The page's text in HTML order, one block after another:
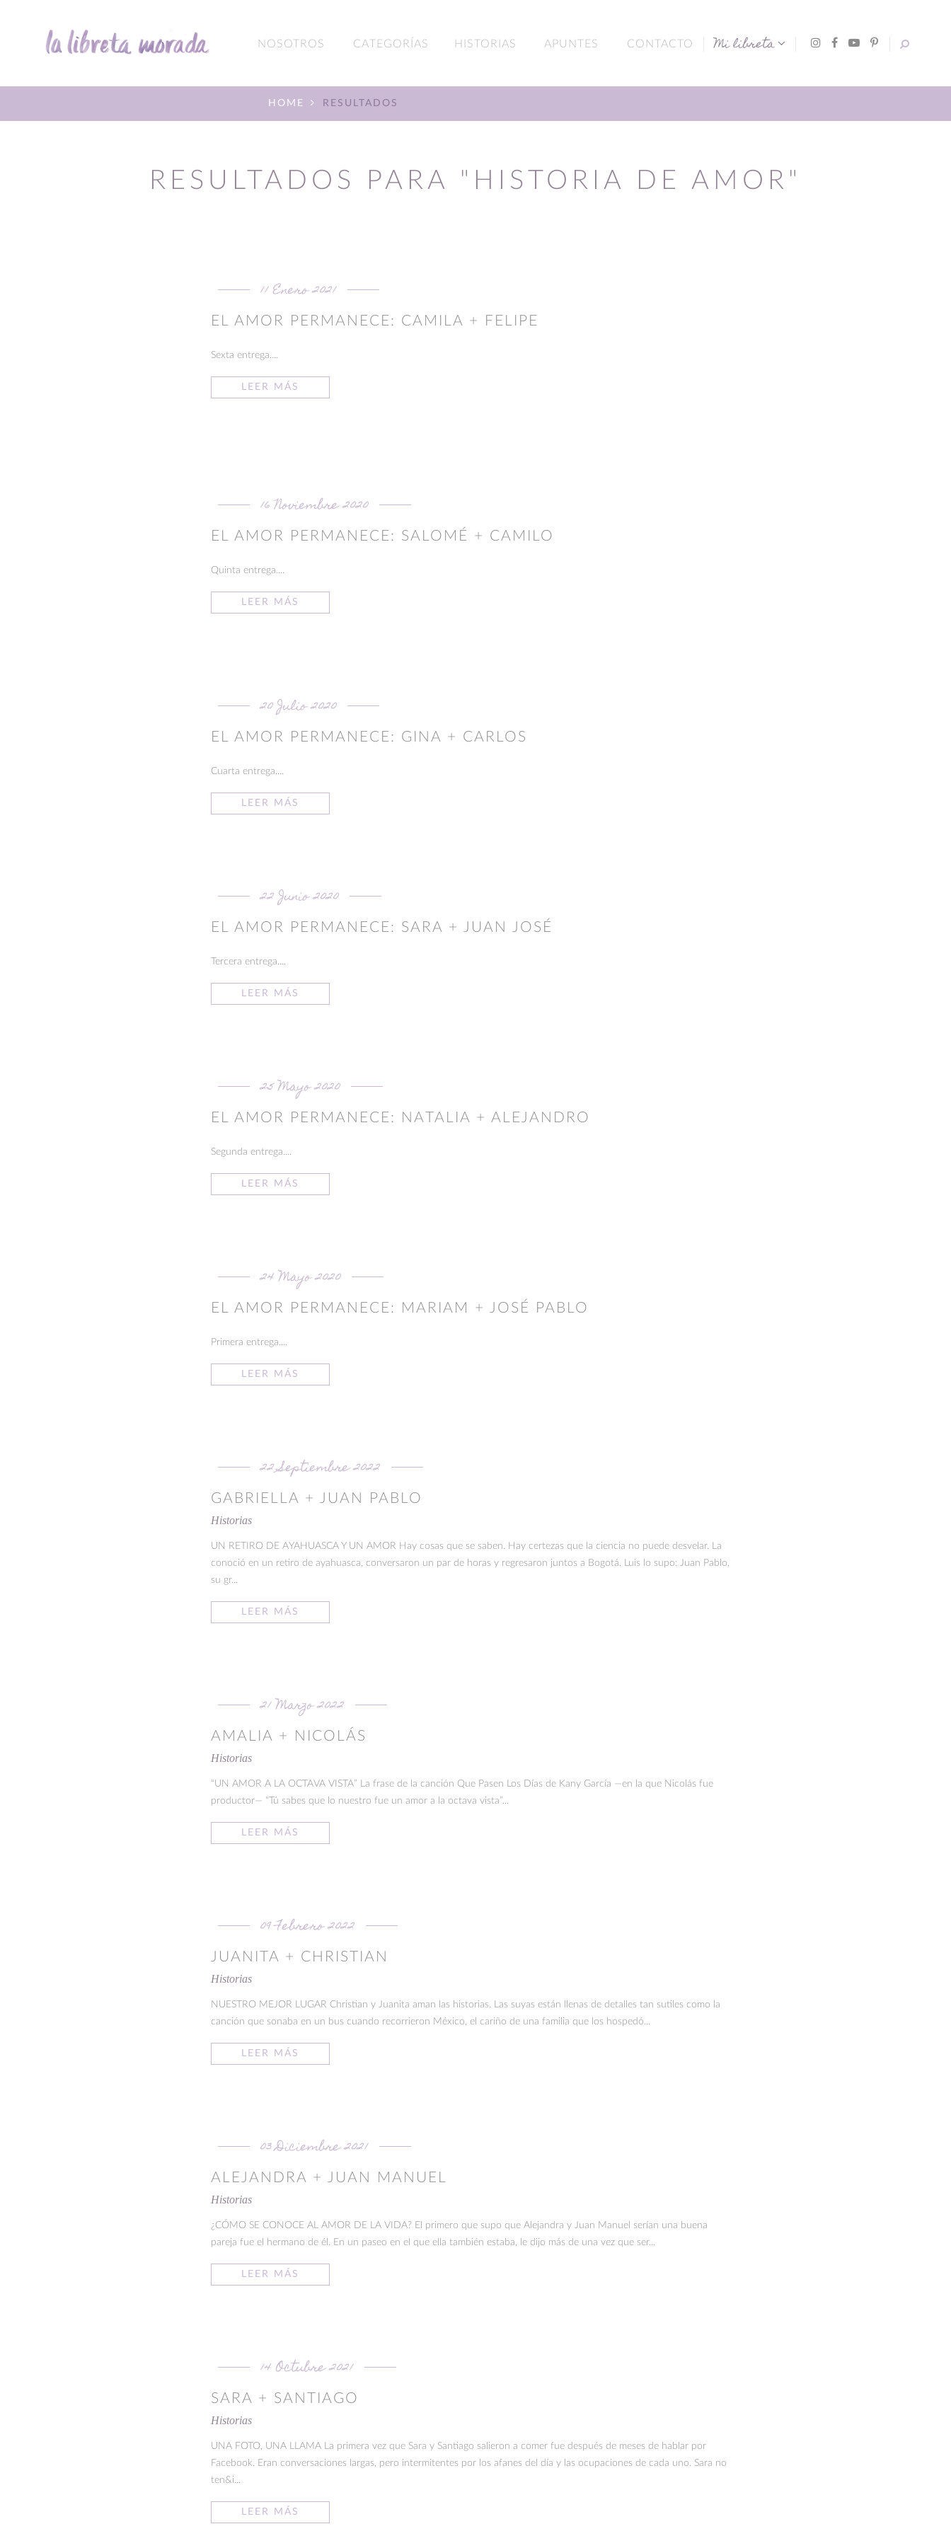
NOSOTROS CATEGORÍAS HISTORIAS APUNTES CONTACTO Mi libreta
HOME RESULTADOS
RESULTADOS PARA "HISTORIA DE AMOR"
11 Enero 2021
EL AMOR PERMANECE: CAMILA + FELIPE
Sexta entrega....
LEER MÁS
16 Noviembre 2020
EL AMOR PERMANECE: SALOMÉ + CAMILO
Quinta entrega....
LEER MÁS
20 Julio 2020
EL AMOR PERMANECE: GINA + CARLOS
Cuarta entrega....
LEER MÁS
22 Junio 2020
EL AMOR PERMANECE: SARA + JUAN JOSÉ
Tercera entrega....
LEER MÁS
25 Mayo 2020
EL AMOR PERMANECE: NATALIA + ALEJANDRO
Segunda entrega....
LEER MÁS
24 Mayo 2020
EL AMOR PERMANECE: MARIAM + JOSÉ PABLO
Primera entrega....
LEER MÁS
22 Septiembre 2022
GABRIELLA + JUAN PABLO
Historias
UN RETIRO DE AYAHUASCA Y UN AMOR Hay cosas que se saben. Hay certezas que la ciencia no puede desvelar. La
conoció en un retiro de ayahuasca, conversaron un par de horas y regresaron juntos a Bogotá. Luis lo supo: Juan Pablo,
su gr...
LEER MÁS
21 Marzo 2022
AMALIA + NICOLÁS
Historias
“UN AMOR A LA OCTAVA VISTA” La frase de la canción Que Pasen Los Días de Kany García —en la que Nicolás fue
productor— “Tú sabes que lo nuestro fue un amor a la octava vista”...
LEER MÁS
09 Febrero 2022
JUANITA + CHRISTIAN
Historias
NUESTRO MEJOR LUGAR Christian y Juanita aman las historias. Las suyas están llenas de detalles tan sutiles como la
canción que sonaba en un bus cuando recorrieron México, el cariño de una familia que los hospedó...
LEER MÁS
03 Diciembre 2021
ALEJANDRA + JUAN MANUEL
Historias
¿CÓMO SE CONOCE AL AMOR DE LA VIDA? El primero que supo que Alejandra y Juan Manuel serían una buena
pareja fue el hermano de él. En un paseo en el que ella también estaba, le dijo más de una vez que ser...
LEER MÁS
14 Octubre 2021
SARA + SANTIAGO
Historias
UNA FOTO, UNA LLAMA La primera vez que Sara y Santiago salieron a comer fue después de meses de hablar por
Facebook. Eran conversaciones largas, pero intermitentes por los afanes del día y las ocupaciones de cada uno. Sara no
ten&i...
LEER MÁS